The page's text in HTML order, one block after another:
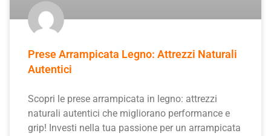
Prese Arrampicata Legno: Attrezzi Naturali
Autentici
Scopri le prese arrampicata in legno: attrezzi
naturali autentici che migliorano performance e
grip! Investi nella tua passione per un arrampicata